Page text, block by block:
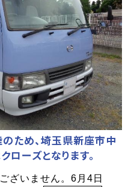
ため、埼玉県新座市中
ローズとなります。
ざいません。6月4日